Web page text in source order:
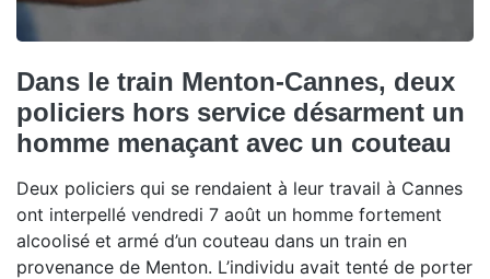
Dans le train Menton-Cannes, deux
policiers hors service désarment un
homme menaçant avec un couteau
Deux policiers qui se rendaient à leur travail à Cannes
ont interpellé vendredi 7 août un homme fortement
alcoolisé et armé d’un couteau dans un train en
provenance de Menton. L’individu avait tenté de porter